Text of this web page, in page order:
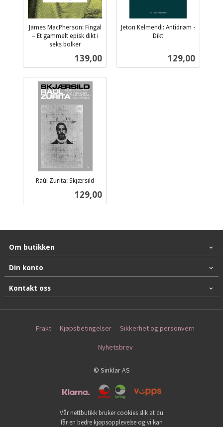
James MacPherson: Fingal
– Et gammelt episk dikt i
seks bolker
Pris
139,00
Jeton Kelmendi: Antidrøm -
Dikt
Pris
129,00
Raúl Zurita: Skjærsild
Pris
129,00
Om butikken
Din konto
Kontakt oss
Frakt Kjøpsbetingelser Sikkerhet og personvern
Nyhetsbrev
© Sinklar AS
Vår nettbutikk bruker cookies slik at du
får en bedre kjøpsopplevelse og vi kan